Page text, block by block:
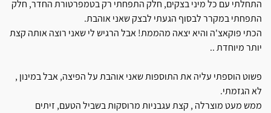
התחלתי עם כל מיני בצקים, חלק התפחתי רק בטמפרטורת החדר, חלק
התפחתי במקרר לבסוף הגעתי לבצק שאני אוהבת.
הכתי פוקאצ'ה והיא יצאה מהממת! אבל הרגיש לי שאני רוצה אותה קצת
יותר מיוחדת ..
פשוט הוספתי עליה את התוספות שאני אוהבת על הפיצה, אבל במינון ,
לא הגזמתי.
ממש מעט מוצרלה , קצת עגבניות מרוסקות בשביל הטעם, זיתים